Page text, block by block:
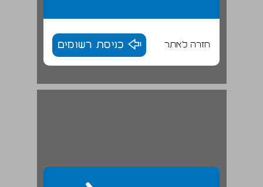
חזרה לאתר כניסת רשומים